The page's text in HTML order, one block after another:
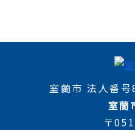
室蘭市 法人番
室蘭
〒